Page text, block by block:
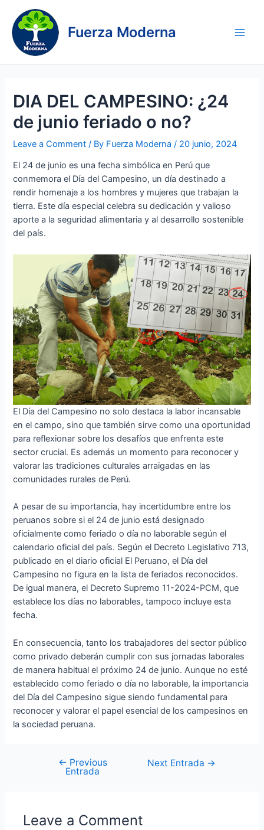
content
Fuerza Moderna
DIA DEL CAMPESINO: ¿24
de junio feriado o no?
Leave a Comment / By Fuerza Moderna/ 20 junio, 2024
El 24 de junio es una fecha simbólica en Perú que
conmemora el Día del Campesino, un día destinado a
rendir homenaje a los hombres y mujeres que trabajan la
tierra. Este día especial celebra su dedicación y valioso
aporte a la seguridad alimentaria y al desarrollo sostenible
del país.
El Día del Campesino no solo destaca la labor incansable
en el campo, sino que también sirve como una oportunidad
para reflexionar sobre los desafíos que enfrenta este
sector crucial. Es además un momento para reconocer y
valorar las tradiciones culturales arraigadas en las
comunidades rurales de Perú.
A pesar de su importancia, hay incertidumbre entre los
peruanos sobre si el 24 de junio está designado
oficialmente como feriado o día no laborable según el
calendario oficial del país. Según el Decreto Legislativo 713,
publicado en el diario oficial El Peruano, el Día del
Campesino no figura en la lista de feriados reconocidos.
De igual manera, el Decreto Supremo 11-2024-PCM, que
establece los días no laborables, tampoco incluye esta
fecha.
En consecuencia, tanto los trabajadores del sector público
como privado deberán cumplir con sus jornadas laborales
de manera habitual el próximo 24 de junio. Aunque no esté
establecido como feriado o día no laborable, la importancia
del Día del Campesino sigue siendo fundamental para
reconocer y valorar el papel esencial de los campesinos en
la sociedad peruana.
de
entradas
← Previous
Entrada
Next Entrada →
Leave a Comment